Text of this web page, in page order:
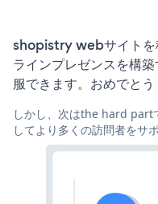
shopistry webサイトを
ラインプレゼンスを構
服できます。おめでとう
しかし、次はthe hard
してより多くの訪問者をサ